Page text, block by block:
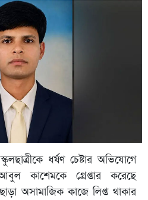
ধর্ষণ চেষ্টার অভিযোগে
কাশেমকে গ্রেপ্তার করেছে
অসামাজিক কাজে লিপ্ত থাকার